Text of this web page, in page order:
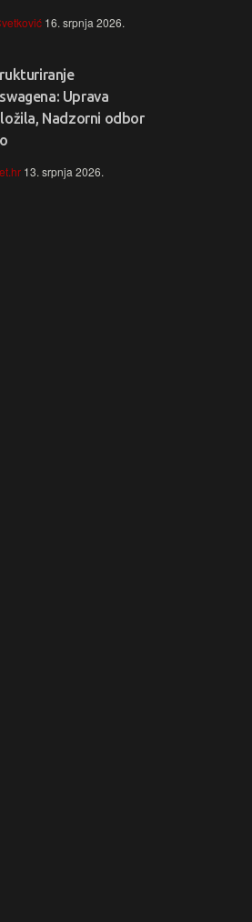
16. srpnja 2026.
Uprava
Nadzorni odbor
13. srpnja 2026.